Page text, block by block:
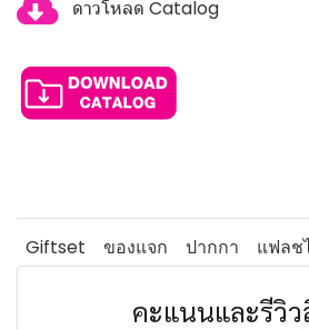
ดาวโหลด Catalog
Giftset ของแจก ปากกา แฟลช
คะแนนและรีวิ